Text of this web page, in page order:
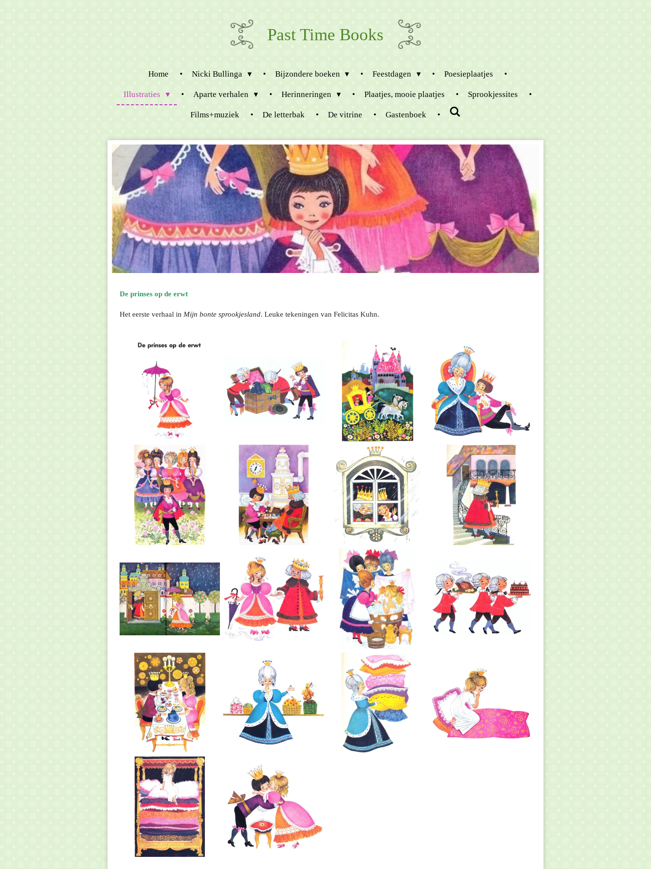
Past Time Books
Home Nicki Bullinga Bijzondere boeken Feestdagen Poesieplaatjes
Illustraties Aparte verhalen Herinneringen Plaatjes, mooie plaatjes Sprookjessites
Films+muziek De letterbak De vitrine Gastenboek
De prinses op de erwt
Het eerste verhaal in Mijn bonte sprookjesland. Leuke tekeningen van Felicitas Kuhn.